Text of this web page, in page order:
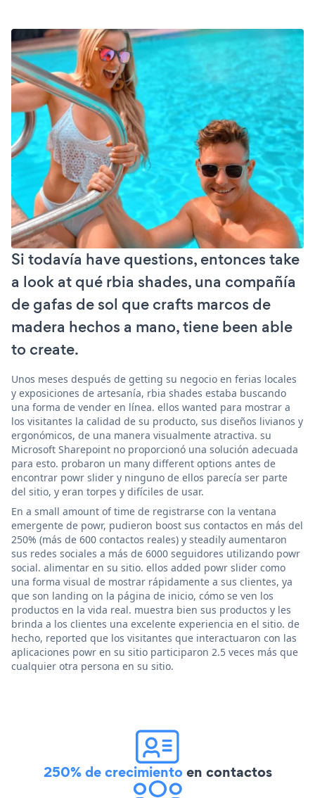
Si todavía have questions, entonces take
a look at qué rbia shades, una compañía
de gafas de sol que crafts marcos de
madera hechos a mano, tiene been able
to create.
Unos meses después de getting su negocio en ferias locales
y exposiciones de artesanía, rbia shades estaba buscando
una forma de vender en línea. ellos wanted para mostrar a
los visitantes la calidad de su producto, sus diseños livianos y
ergonómicos, de una manera visualmente atractiva. su
Microsoft Sharepoint no proporcionó una solución adecuada
para esto. probaron un many different options antes de
encontrar powr slider y ninguno de ellos parecía ser parte
del sitio, y eran torpes y difíciles de usar.
En a small amount of time de registrarse con la ventana
emergente de powr, pudieron boost sus contactos en más del
250% (más de 600 contactos reales) y steadily aumentaron
sus redes sociales a más de 6000 seguidores utilizando powr
social. alimentar en su sitio. ellos added powr slider como
una forma visual de mostrar rápidamente a sus clientes, ya
que son landing on la página de inicio, cómo se ven los
productos en la vida real. muestra bien sus productos y les
brinda a los clientes una excelente experiencia en el sitio. de
hecho, reported que los visitantes que interactuaron con las
aplicaciones powr en su sitio participaron 2.5 veces más que
cualquier otra persona en su sitio.
250% de crecimientoen contactos